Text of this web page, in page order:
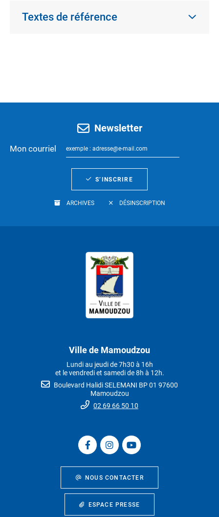
Textes de référence
Newsletter
Mon courriel
S’INSCRIRE
ARCHIVES DÉSINSCRIPTION
Ville de Mamoudzou
Lundi au jeudi de 7h30 à 16h
et le vendredi et samedi de 8h à 12h.
Boulevard Halidi SELEMANI BP 01 97600
Mamoudzou
02 69 66 50 10
NOUS CONTACTER
ESPACE PRESSE